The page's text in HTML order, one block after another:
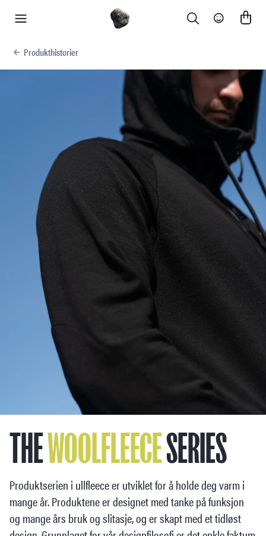
Search Community
Produkthistorier
THEWOOLFLEECESERIES
Produktserien i ullfleece er utviklet for å holde deg varm i
mange år. Produktene er designet med tanke på funksjon
og mange års bruk og slitasje, og er skapt med et tidløst